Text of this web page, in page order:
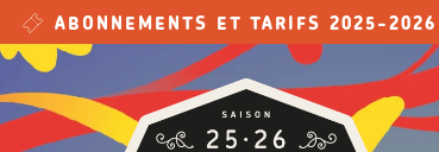
ABONNEMENTS ET TARIFS 2025-2026